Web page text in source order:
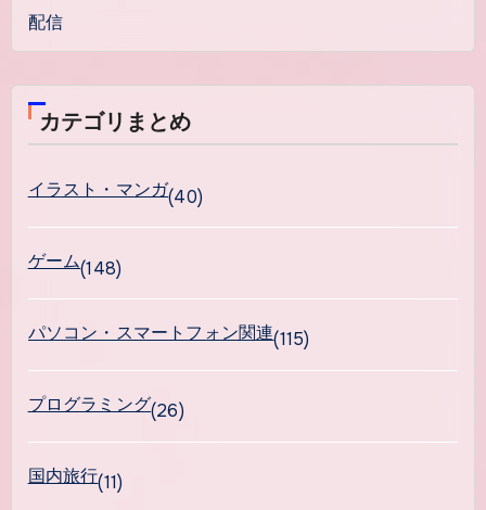
配信
カテゴリまとめ
イラスト・マンガ(40)
ゲーム(148)
パソコン・スマートフォン関連(115)
プログラミング(26)
国内旅行(11)